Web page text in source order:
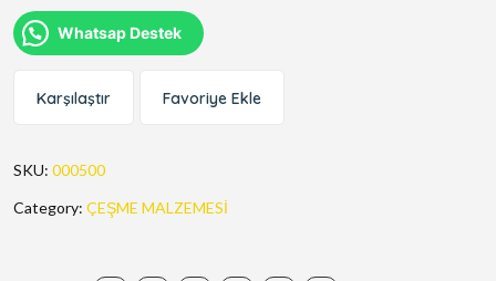
Whatsap Destek
Karşılaştır Favoriye Ekle
SKU: 000500
Category: ÇEŞME MALZEMESİ